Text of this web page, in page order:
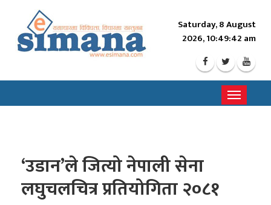
Saturday, 8 August
2026, 10:49:43 am
Toggle
‘उडान’ले जित्यो नेपाली सेना
लघुचलचित्र प्रतियोगिता २०८१